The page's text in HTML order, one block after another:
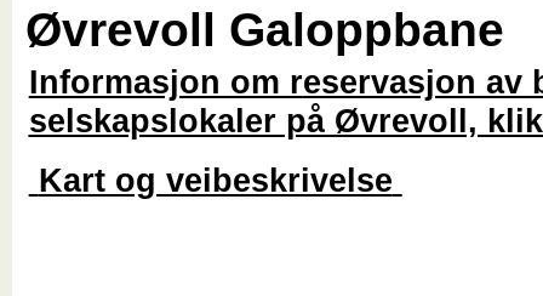
Øvrevoll Galoppbane
Informasjon om reservasjon av
selskapslokaler på Øvrevoll,
Kart og veibeskrivelse